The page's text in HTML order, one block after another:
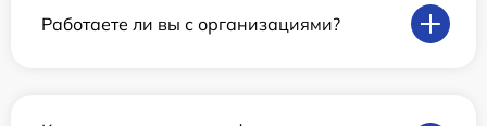
Работаете ли вы с организациями?